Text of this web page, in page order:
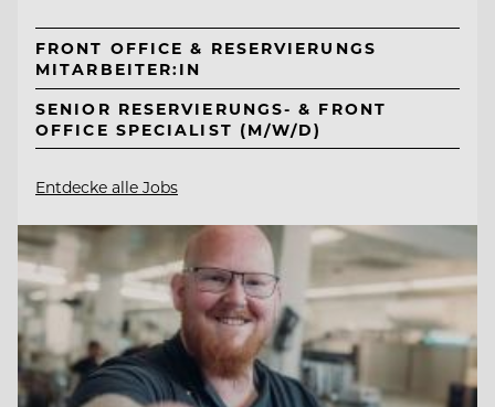
FRONT OFFICE & RESERVIERUNGS
MITARBEITER:IN
SENIOR RESERVIERUNGS- & FRONT
OFFICE SPECIALIST (M/W/D)
Entdecke alle Jobs